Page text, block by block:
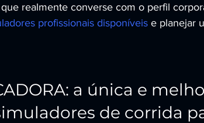
realmente converse com o perfil
profissionais disponíveis e planejar
a única e
de corrida